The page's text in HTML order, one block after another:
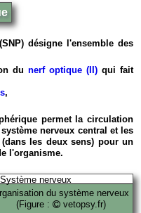
désigne l'ensemble des
du nerf optique (II) qui fait
,
permet la circulation
nerveux central et les
les deux sens) pour un
l'organisme.
du système nerveux
(Figure :
vetopsy.fr)